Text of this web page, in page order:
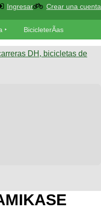
Ingresar Crear una cuenta
BicicleterÃ­as
DH, bicicletas de